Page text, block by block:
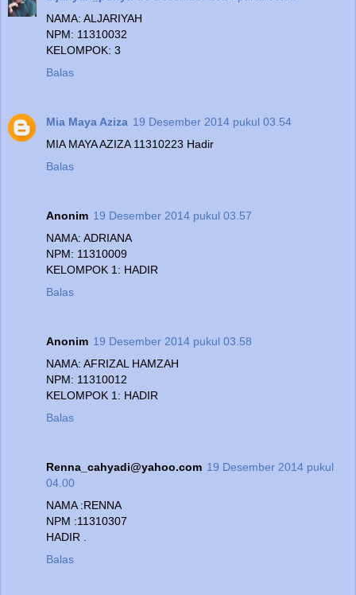
NAMA: ALJARIYAH
NPM: 11310032
KELOMPOK: 3
Balas
Mia Maya Aziza 19 Desember 2014 pukul 03.54
MIA MAYA AZIZA 11310223 Hadir
Balas
Anonim 19 Desember 2014 pukul 03.57
NAMA: ADRIANA
NPM: 11310009
KELOMPOK 1: HADIR
Balas
Anonim 19 Desember 2014 pukul 03.58
NAMA: AFRIZAL HAMZAH
NPM: 11310012
KELOMPOK 1: HADIR
Balas
Renna_cahyadi@yahoo.com 19 Desember 2014 pukul
04.00
NAMA :RENNA
NPM :11310307
HADIR .
Balas